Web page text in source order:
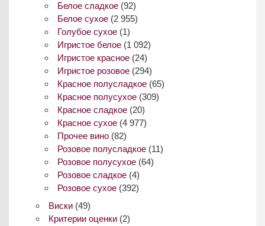
Белое сладкое (92)
Белое сухое (2 955)
Голубое сухое (1)
Игристое белое (1 092)
Игристое красное (24)
Игристое розовое (294)
Красное полусладкое (65)
Красное полусухое (309)
Красное сладкое (20)
Красное сухое (4 977)
Прочее вино (82)
Розовое полусладкое (11)
Розовое полусухое (64)
Розовое сладкое (4)
Розовое сухое (392)
Виски(49)
Критерии оценки(2)